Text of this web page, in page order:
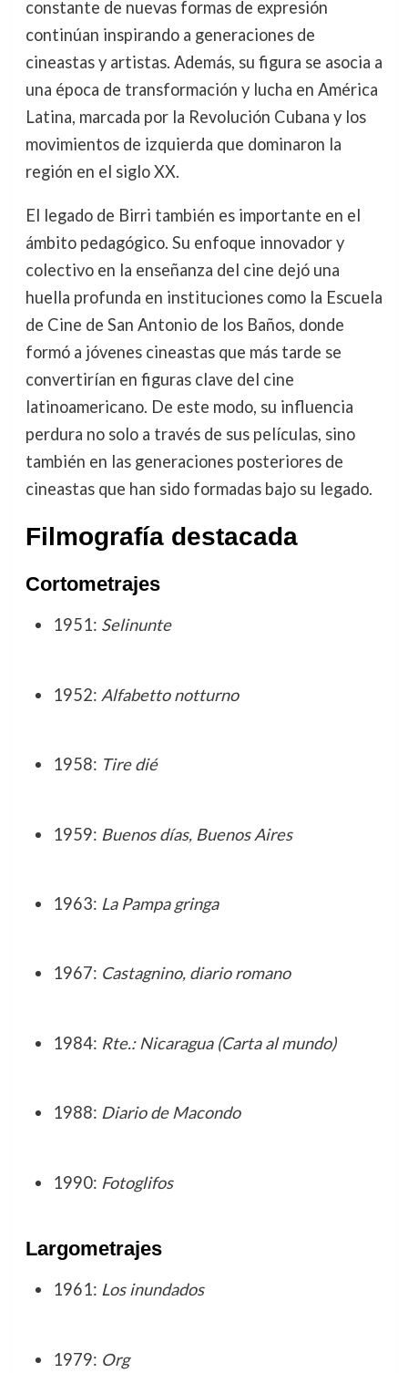
constante de nuevas formas de expresión
continúan inspirando a generaciones de
cineastas y artistas. Además, su figura se asocia a
una época de transformación y lucha en América
Latina, marcada por la Revolución Cubana y los
movimientos de izquierda que dominaron la
región en el siglo XX.
El legado de Birri también es importante en el
ámbito pedagógico. Su enfoque innovador y
colectivo en la enseñanza del cine dejó una
huella profunda en instituciones como la Escuela
de Cine de San Antonio de los Baños, donde
formó a jóvenes cineastas que más tarde se
convertirían en figuras clave del cine
latinoamericano. De este modo, su influencia
perdura no solo a través de sus películas, sino
también en las generaciones posteriores de
cineastas que han sido formadas bajo su legado.
Filmografía destacada
Cortometrajes
1951: Selinunte
1952: Alfabetto notturno
1958: Tire dié
1959: Buenos días, Buenos Aires
1963: La Pampa gringa
1967: Castagnino, diario romano
1984: Rte.: Nicaragua (Carta al mundo)
1988: Diario de Macondo
1990: Fotoglifos
Largometrajes
1961: Los inundados
1979: Org